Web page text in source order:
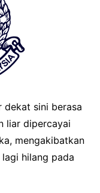
dekat sini berasa
liar dipercayai
mengakibatkan
hilang pada